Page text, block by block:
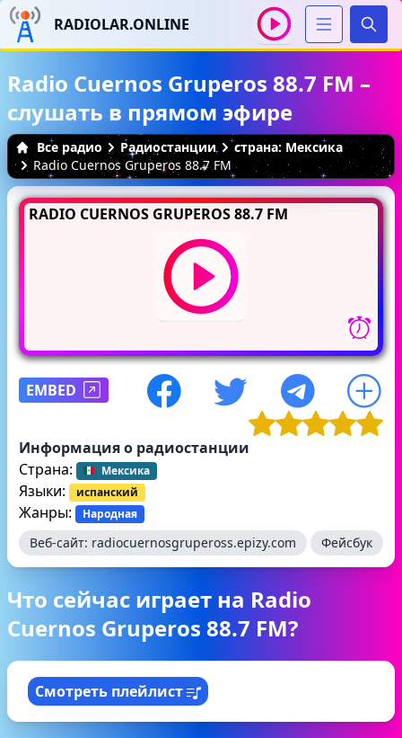
RADIOLAR.ONLINE
Radio Cuernos Gruperos 88.7 FM –
слушать в прямом эфире
Все радио Радиостанции
страна: Мексика
Radio Cuernos Gruperos 88.7 FM
RADIO CUERNOS GRUPEROS 88.7 FM
EMBED
Информация о радиостанции
Страна:
Мексика
Языки: испанский
Жанры: Народная
Веб-сайт: radiocuernosgrupeross.epizy.com Фейсбук
Что сейчас играет на Radio
Cuernos Gruperos 88.7 FM?
Смотреть плейлист